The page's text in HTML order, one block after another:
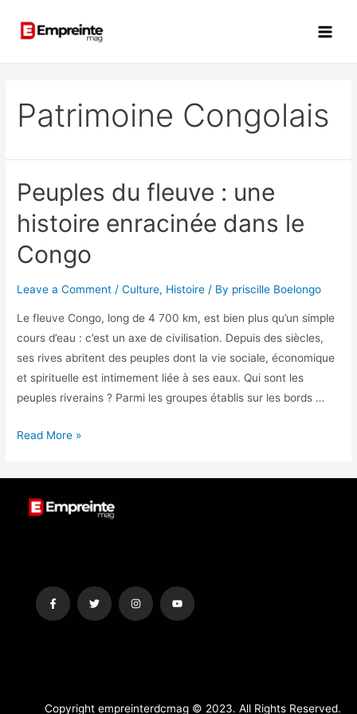
Patrimoine Congolais
Peuples du fleuve : une
histoire enracinée dans le
Congo
Leave a Comment /Culture, Histoire / By priscille Boelongo
Le fleuve Congo, long de 4 700 km, est bien plus qu’un simple
cours d’eau : c’est un axe de civilisation. Depuis des siècles,
ses rives abritent des peuples dont la vie sociale, économique
et spirituelle est intimement liée à ses eaux. Qui sont les
peuples riverains ? Parmi les groupes établis sur les bords …
Read More »
Copyright empreinterdcmag © 2023. All Rights Reserved.